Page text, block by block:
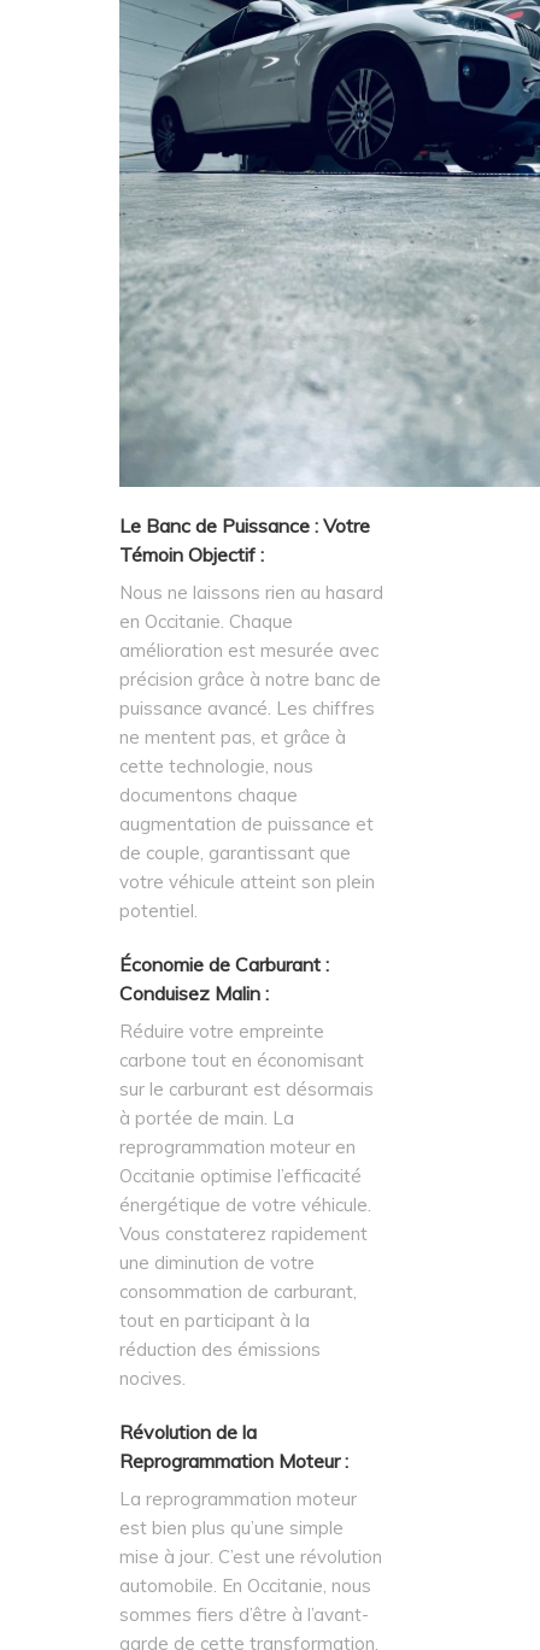
Le Banc de Puissance : Votre
Témoin Objectif :
Nous ne laissons rien au hasard
en Occitanie. Chaque
amélioration est mesurée avec
précision grâce à notre banc de
puissance avancé. Les chiffres
ne mentent pas, et grâce à
cette technologie, nous
documentons chaque
augmentation de puissance et
de couple, garantissant que
votre véhicule atteint son plein
potentiel.
Économie de Carburant :
Conduisez Malin :
Réduire votre empreinte
carbone tout en économisant
sur le carburant est désormais
à portée de main. La
reprogrammation moteur en
Occitanie optimise l’efficacité
énergétique de votre véhicule.
Vous constaterez rapidement
une diminution de votre
consommation de carburant,
tout en participant à la
réduction des émissions
nocives.
Révolution de la
Reprogrammation Moteur :
La reprogrammation moteur
est bien plus qu’une simple
mise à jour. C’est une révolution
automobile. En Occitanie, nous
sommes fiers d’être à l’avant-
garde de cette transformation.